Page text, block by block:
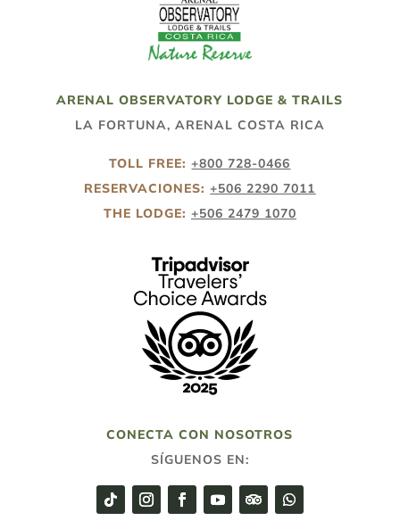
ARENAL OBSERVATORY LODGE & TRAILS
LA FORTUNA, ARENAL COSTA RICA
TOLL FREE:+800 728-0466
RESERVACIONES:+506 2290 7011
THE LODGE: +506 2479 1070
CONECTA CON NOSOTROS
SÍGUENOS EN: